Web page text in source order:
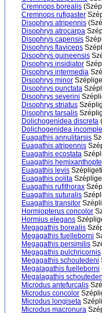
Cremnops borealis
Cremnops rufigaster
Disophrys atripennis
Disophrys atrocarpa
Disophrys capensis
Disophrys flaviceps
Disophrys guineensis
Disophrys insidiator
Disophrys intermedia
Disophrys minor
Disophrys punctata
Disophrys severini
Disophrys striatus
Disophrys tarsalis
Dolichogenidea discreta
Dolichogenidea
Euagathis annulitarsis
Euagathis atripennis
Euagathis ecostata
Euagathis
Euagathis levis
Euagathis polita
Euagathis rufithorax
Euagathis suturalis
Euagathis transitor
Hormiopterus concolor
Hormius elegans
Megagathis borealis
Megagathis fuelleborni
Megagathis persimilis
Megagathis pulchricornis
Megagathis schoutedeni
Megalagathis fuelleborni
Megalagathis
Microdus antefurcalis
Microdus concolor
Microdus longiseta
Microdus macronura